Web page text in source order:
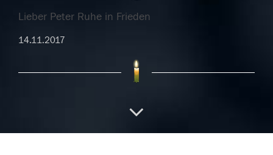
Lieber Peter Ruhe in Frieden
14.11.2017